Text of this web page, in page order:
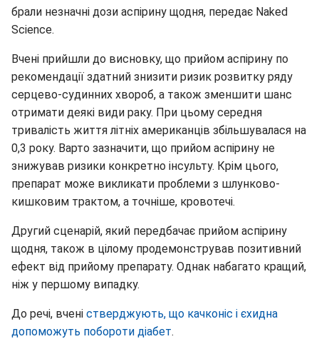
брали незначні дози аспірину щодня, передає Naked
Science.
Вчені прийшли до висновку, що прийом аспірину по
рекомендації здатний знизити ризик розвитку ряду
серцево-судинних хвороб, а також зменшити шанс
отримати деякі види раку. При цьому середня
тривалість життя літніх американців збільшувалася на
0,3 року. Варто зазначити, що прийом аспірину не
знижував ризики конкретно інсульту. Крім цього,
препарат може викликати проблеми з шлунково-
кишковим трактом, а точніше, кровотечі.
Другий сценарій, який передбачає прийом аспірину
щодня, також в цілому продемонстрував позитивний
ефект від прийому препарату. Однак набагато кращий,
ніж у першому випадку.
До речі, вчені стверджують, що качконіс і єхидна
допоможуть побороти діабет.